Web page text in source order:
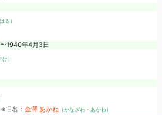
る）
〜1940年4月3日
）
※旧名： 金澤 あかね （かなざわ・あかね）